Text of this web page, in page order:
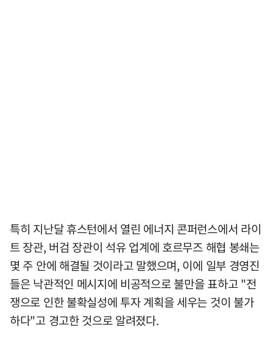
특히 지난달 휴스턴에서 열린 에너지 콘퍼런스에서 라이
트 장관, 버검 장관이 석유 업계에 호르무즈 해협 봉쇄는
몇 주 안에 해결될 것이라고 말했으며, 이에 일부 경영진
들은 낙관적인 메시지에 비공적으로 불만을 표하고 "전
쟁으로 인한 불확실성에 투자 계획을 세우는 것이 불가
하다"고 경고한 것으로 알려졌다.